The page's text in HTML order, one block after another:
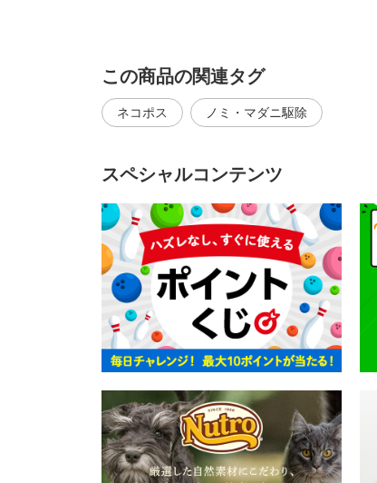
この商品の関連タグ
ネコポス ノミ・マダニ駆除
スペシャルコンテンツ